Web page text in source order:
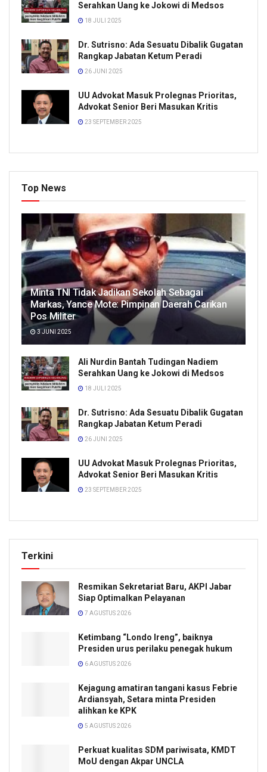
Serahkan Uang ke Jokowi di Medsos
18 JULI 2025
Dr. Sutrisno: Ada Sesuatu Dibalik Gugatan
Rangkap Jabatan Ketum Peradi
26 JUNI 2025
UU Advokat Masuk Prolegnas Prioritas,
Advokat Senior Beri Masukan Kritis
23 SEPTEMBER 2025
Top News
Minta TNI Tidak Jadikan Sekolah Sebagai
Markas, Yance Mote: Pimpinan Daerah Carikan
Pos Militer
3 JUNI 2025
Ali Nurdin Bantah Tudingan Nadiem
Serahkan Uang ke Jokowi di Medsos
18 JULI 2025
Dr. Sutrisno: Ada Sesuatu Dibalik Gugatan
Rangkap Jabatan Ketum Peradi
26 JUNI 2025
UU Advokat Masuk Prolegnas Prioritas,
Advokat Senior Beri Masukan Kritis
23 SEPTEMBER 2025
Terkini
Resmikan Sekretariat Baru, AKPI Jabar
Siap Optimalkan Pelayanan
7 AGUSTUS 2026
Ketimbang “Londo Ireng”, baiknya
Presiden urus perilaku penegak hukum
6 AGUSTUS 2026
Kejagung amatiran tangani kasus Febrie
Ardiansyah, Setara minta Presiden
alihkan ke KPK
5 AGUSTUS 2026
Perkuat kualitas SDM pariwisata, KMDT
MoU dengan Akpar UNCLA